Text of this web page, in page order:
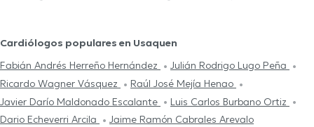
Cardiólogos populares en Usaquen
Fabián Andrés Herreño Hernández
Julián Rodrigo Lugo Peña
Ricardo Wagner Vásquez
Raúl José Mejía Henao
Javier Darío Maldonado Escalante
Luis Carlos Burbano Ortiz
Dario Echeverri Arcila
Jaime Ramón Cabrales Arevalo